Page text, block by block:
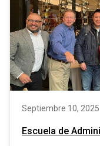
Septiembre 10, 2025
Escuela de